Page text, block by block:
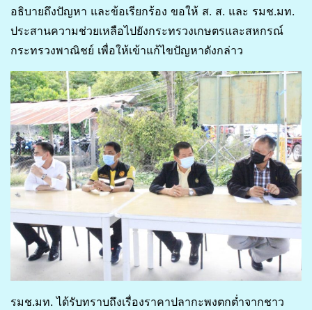
อธิบายถึงปัญหา และข้อเรียกร้อง ขอให้ ส. ส. และ รมช.มท.
ประสานความช่วยเหลือไปยังกระทรวงเกษตรและสหกรณ์
กระทรวงพาณิชย์ เพื่อให้เข้าแก้ไขปัญหาดังกล่าว
รมช.มท. ได้รับทราบถึงเรื่องราคาปลากะพงตกต่ำจากชาว